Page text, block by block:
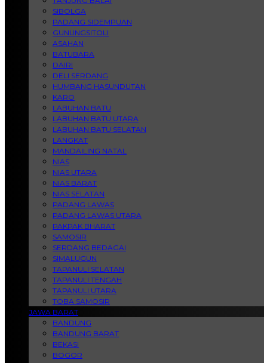
SIBOLGA
PADANG SIDEMPUAN
GUNUNGSITOLI
ASAHAN
BATUBARA
DAIRI
DELI SERDANG
HUMBANG HASUNDUTAN
KARO
LABUHAN BATU
LABUHAN BATU UTARA
LABUHAN BATU SELATAN
LANGKAT
MANDAILING NATAL
NIAS
NIAS UTARA
NIAS BARAT
NIAS SELATAN
PADANG LAWAS
PADANG LAWAS UTARA
PAKPAK BHARAT
SAMOSIR
SERDANG BEDAGAI
SIMALUGUN
TAPANULI SELATAN
TAPANULI TENGAH
TAPANULI UTARA
TOBA SAMOSIR
JAWA BARAT
BANDUNG
BANDUNG BARAT
BEKASI
BOGOR